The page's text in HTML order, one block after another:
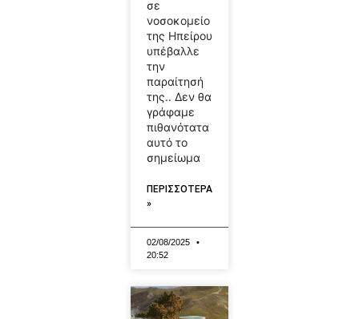
σε
νοσοκομείο
της Ηπείρου
υπέβαλλε
την
παραίτησή
της.. Δεν θα
γράφαμε
πιθανότατα
αυτό το
σημείωμα
ΠΕΡΙΣΣΟΤΕΡΑ
»
02/08/2025
20:52